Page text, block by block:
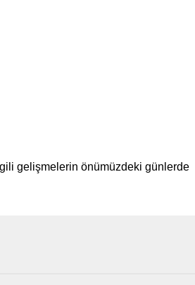
gelişmelerin önümüzdeki günlerde